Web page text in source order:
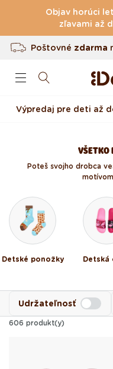
Preskočiť na
Objav horúci
zľavami až
Poštovnézdarma
Vrátenie tovaru až
Originálny dizajn
Výpredaj pre deti až
VŠETKO
Poteš svojho drobca
Detské ponožky Detská
Udržateľnosť
606 produkt(y)